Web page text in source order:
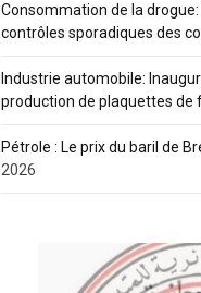
Consommation de la drogue:
contrôles sporadiques des
Industrie automobile:
production de plaquettes de
Pétrole : Le prix du baril de
2026